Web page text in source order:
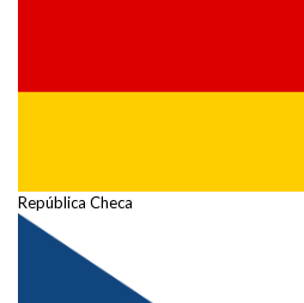
República Checa